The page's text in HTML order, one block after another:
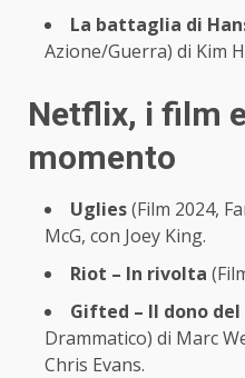
La battaglia di
Azione/Guerra) di Kim
Netflix, i film
momento
Uglies(Film 2024,
McG, con Joey King.
Riot – In rivolta
Gifted – Il dono
Drammatico) di Marc
Chris Evans.